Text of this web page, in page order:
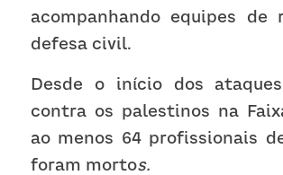
acompanhando equipes de
defesa civil.
Desde o início dos
contra os palestinos na
ao menos 64 profissionais
foram mortos.